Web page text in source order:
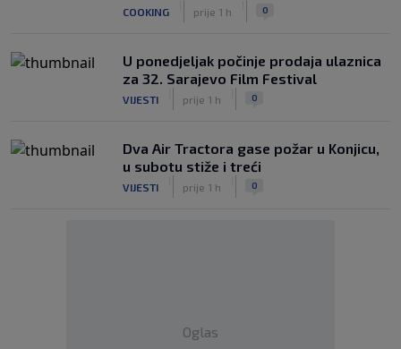
COOKING prije 1 h 0
U ponedjeljak počinje prodaja ulaznica
za 32. Sarajevo Film Festival
VIJESTI prije 1 h 0
Dva Air Tractora gase požar u Konjicu,
u subotu stiže i treći
VIJESTI prije 1 h 0
Oglas